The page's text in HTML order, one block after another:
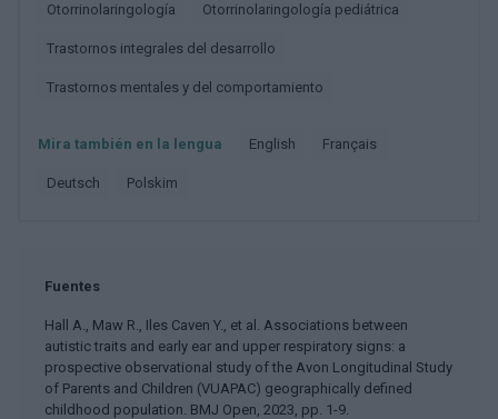
Otorrinolaringología Otorrinolaringología pediátrica
Trastornos integrales del desarrollo
Trastornos mentales y del comportamiento
Mira también en la lengua english français
deutsch polskim
Fuentes
Hall A., Maw R., Iles Caven Y., et al. Associations between
autistic traits and early ear and upper respiratory signs: a
prospective observational study of the Avon Longitudinal Study
of Parents and Children (VUAPAC) geographically defined
childhood population. BMJ Open, 2023, pp. 1-9.